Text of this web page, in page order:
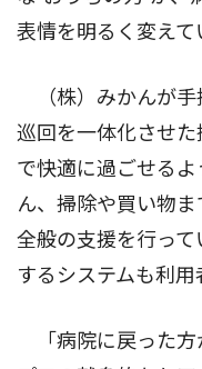
表情を明るく変えて
（株）みかんが手
巡回を一体化させ
で快適に過ごせる
ん、掃除や買い物
全般の支援を行っ
するシステムも利用
「病院に戻った方